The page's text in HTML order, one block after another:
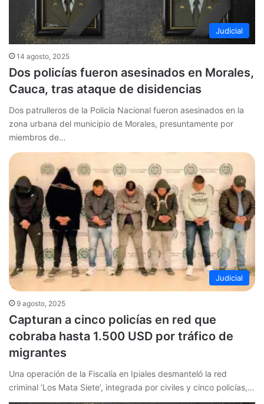
Judicial
14 agosto, 2025
Dos policías fueron asesinados en Morales,
Cauca, tras ataque de disidencias
Dos patrulleros de la Policía Nacional fueron asesinados en la
zona urbana del municipio de Morales, presuntamente por
miembros de…
Judicial
9 agosto, 2025
Capturan a cinco policías en red que
cobraba hasta 1.500 USD por tráfico de
migrantes
Una operación de la Fiscalía en Ipiales desmanteló la red
criminal ‘Los Mata Siete’, integrada por civiles y cinco policías,…